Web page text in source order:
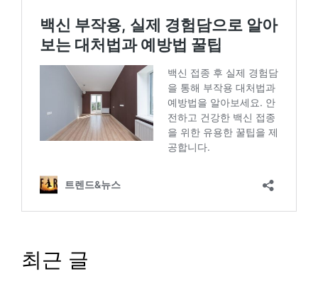
최근 글